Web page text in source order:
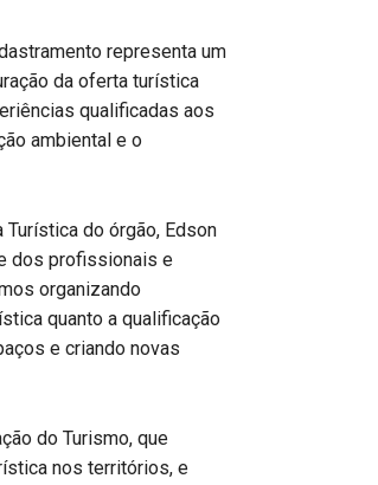
representa um
da oferta turística
qualificadas aos
ambiental e o
do órgão, Edson
dos profissionais e
organizando
quanto a qualificação
e criando novas
do Turismo, que
nos territórios, e